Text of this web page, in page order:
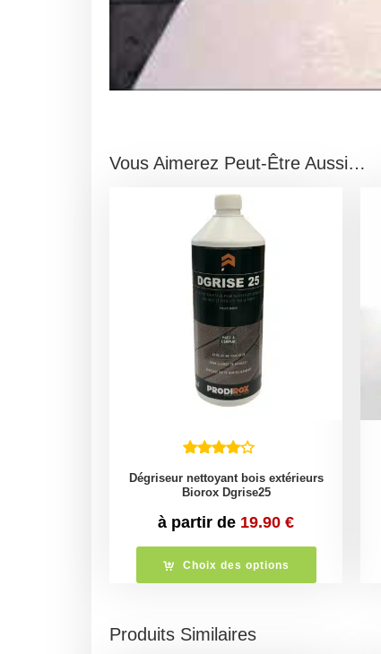
Vous Aimerez Peut-Être Aussi…
Dégriseur nettoyant bois extérieurs
Biorox Dgrise25
à partir de 19.90 €
Choix des options
Produits Similaires